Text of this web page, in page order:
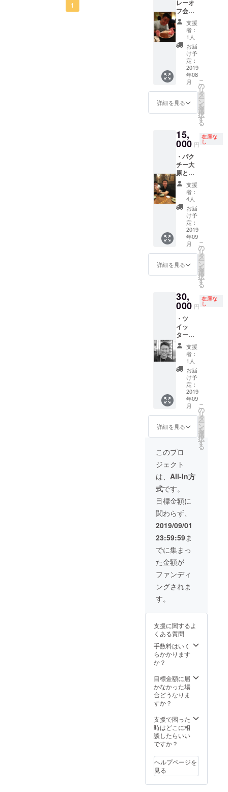
レーニングしてたし、
なんでしょうか早稲田
1
IRE登録
名を入
れさせ
ていた
だきま
す。 1
年間で
100万登
録、5年
で1000
万登録
者を目
指す。
ぐ
YOUTU
ンネル
になり
ます。
アツい
よ。
す。記
載がな
い場合
CAMPF
IRE登録
名を入
れさせ
ていた
だきま
す。
※YOUT
UBEで
しては
インド
た時の
動画の
コメン
ト欄に
公開さ
せてい
ただく
形とな
りま
す。
レーオ
フ会】
一緒に
うまい
カレー
を食べ
ましょ
う。 一
回当た
りの人
数は私
を含め
て最大4
人単位
選んで
いる店
はすべ
て食べ
放題カ
レーの
店。う
まそ
う。
「日時
と場
所」
8/17（
土）12
時開
始 場
所：も
店
https://t
com/to
kyo/A1
302/A1
30201/1
320514
8/18（
日）12
時開始
場所：
アムダ
スラ
ビー西
葛西
https://t
com/to
313/A1
31305/1
1/
8/24（
土）12
時開始
場所：
ナム神
谷町店
abelog.
com/to
307/A1
5/
8/25（
日）12
時開始
場所：
アムダ
葛西
https://t
abelog.
313/A1
31305/1
316715
1/
日）12
場所：
ニルワ
支援
者：
1人
お届
け予
定：
2019
年08
月
詳細を見る
こ
の
リ
タ
ー
ン
を
選
択
す
る
15,
000 円
在庫な
し
・パク
チー大
原とサ
シで食
事＆ト
レーニ
ング相
談、フ
リーラ
ンスの
パーソ
ナルト
レー
ナーと
して活
相談等※
飲食費
別途必
要 ・
Twitter
でのツ
イー
ト、
YOUTU
BEのコ
メント
欄にて
支援者
として
名前を
公開 ※
食事を
都・千
し、場
所の詳
細と日
時に関
しまし
ては
CAMPF
IREの
セージ
機能に
てご連
絡いた
しま
す。ま
たはお
があれ
ばご連
絡くだ
さい ※
名前は
備考欄
文字以
内でお
願いい
載がな
い場合
は
CAMPF
名を入
れさせ
ていた
だきま
支援
者：
4人
お届
け予
定：
2019
年09
月
詳細を見る
こ
の
リ
タ
ー
ン
を
選
択
す
る
30,
000 円
在庫な
し
・ツ
イッ
ターの
プロ
フィー
ル欄に
スポン
サーと
して名
前を掲
載 ・
Twitter
でのツ
イー
ト、
BEのコ
メント
欄にて
支援者
として
名前を
公開 ※
プロ
フィー
ル欄へ
の掲載
期間は
半年間
となり
ます。
※名前は
備考欄
は備考
内でお
たしま
す。記
載がな
い場合
IRE登録
名を入
れさせ
す。
※YOUT
UBEで
のお名
載に関
しては
インド
に行っ
支援
者：
1人
お届
け予
定：
2019
年09
月
詳細を見る
こ
の
リ
タ
ー
ン
を
選
択
す
る
このプロ
ジェクト
は、 All-In方
式です。
目標金額に
関わらず、
2019/09/01
23:59:59ま
でに集まっ
た金額が
ファンディ
ングされま
す。
支援に関するよ
くある質問
手数料はいく
らかかります
か？
目標金額に届
かなかった場
合どうなりま
すか？
支援で困った
時はどこに相
談したらいい
ですか？
ヘルプページを
見る